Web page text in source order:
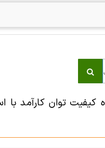
توان کارآمد با